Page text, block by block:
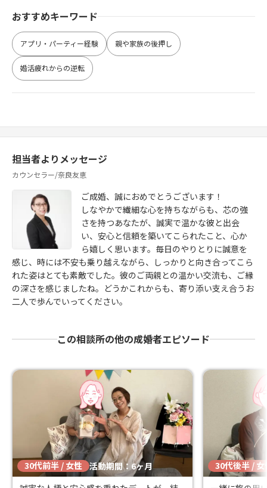
おすすめキーワード
アプリ・パーティー経験 親や家族の後押し
婚活疲れからの逆転
担当者よりメッセージ
カウンセラー/奈良友恵
ご成婚、誠におめでとうございます！
しなやかで繊細な心を持ちながらも、芯の強
さを持つあなたが、誠実で温かな彼と出会
い、安心と信頼を築いてこられたこと、心か
ら嬉しく思います。毎日のやりとりに誠意を
感じ、時には不安も乗り越えながら、しっかりと向き合ってこら
れた姿はとても素敵でした。彼のご両親との温かい交流も、ご縁
の深さを感じましたね。どうかこれからも、寄り添い支え合うお
二人で歩んでいってください。
この相談所の他の成婚者エピソード
30代前半 / 女性 活動期間：6ヶ月
30代後半 / 女